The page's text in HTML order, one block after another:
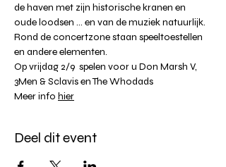
de haven met zijn historische kranen en
oude loodsen ... en van de muziek natuurlijk.
Rond de concertzone staan speeltoestellen
en andere elementen.
Op vrijdag 2/9  spelen voor u Don Marsh V,
3Men & Sclavis en The Whodads
Meer info hier
Deel dit event